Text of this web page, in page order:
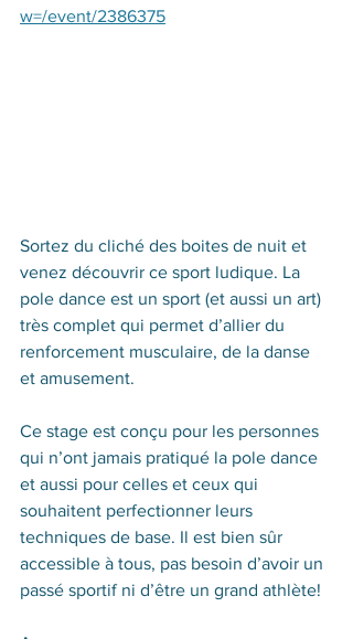
w=/event/2386375
Sortez du cliché des boites de nuit et
venez découvrir ce sport ludique. La
pole dance est un sport (et aussi un art)
très complet qui permet d’allier du
renforcement musculaire, de la danse
et amusement.
Ce stage est conçu pour les personnes
qui n’ont jamais pratiqué la pole dance
et aussi pour celles et ceux qui
souhaitent perfectionner leurs
techniques de base. Il est bien sûr
accessible à tous, pas besoin d’avoir un
passé sportif ni d’être un grand athlète!